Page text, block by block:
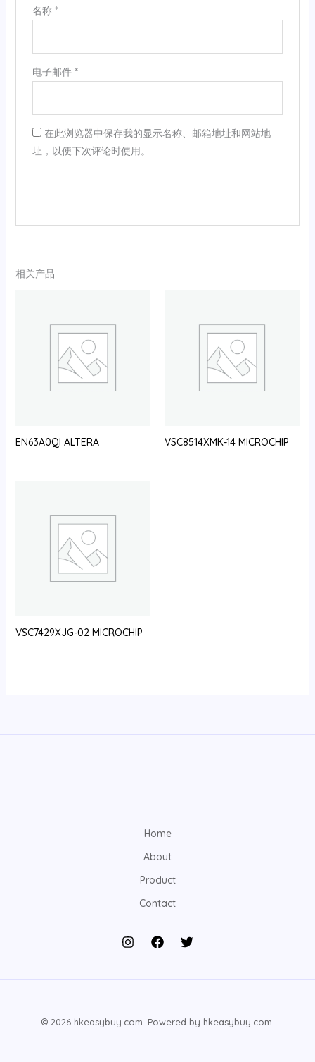
名称 *
电子邮件 *
在此浏览器中保存我的显示名称、邮箱地址和网站地
址，以便下次评论时使用。
相关产品
EN63A0QI ALTERA VSC8514XMK-14 MICROCHIP
VSC7429XJG-02 MICROCHIP
Home
About
Product
Contact
© 2026 hkeasybuy.com. Powered by hkeasybuy.com.